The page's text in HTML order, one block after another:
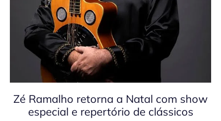
Zé Ramalho retorna a Natal com show
especial e repertório de clássicos